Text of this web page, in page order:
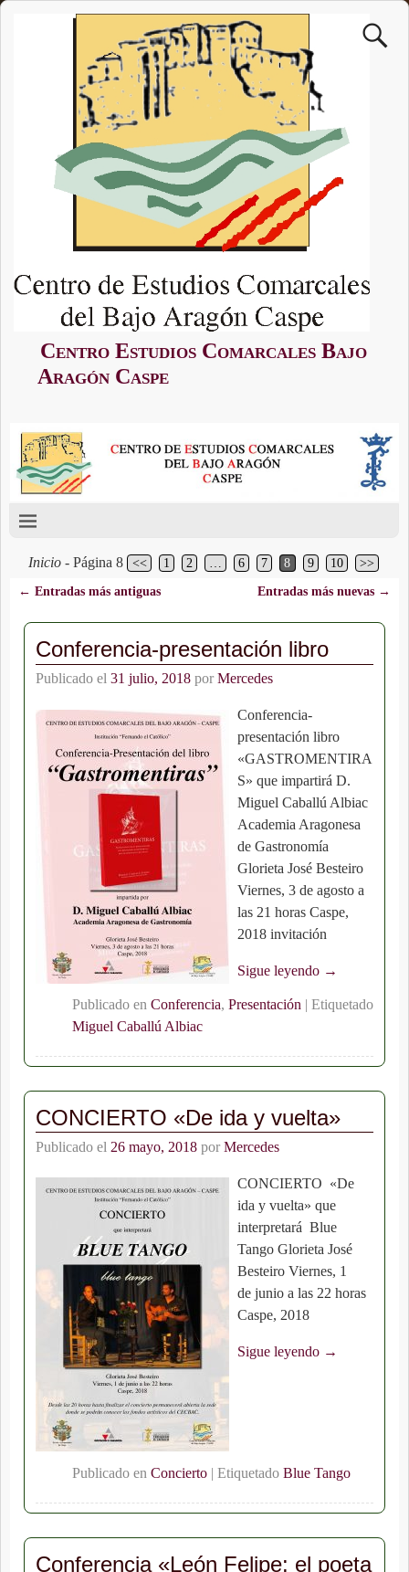
Centro Estudios Comarcales Bajo
Aragón Caspe
Inicio - Página 8 << 1 2 … 6 7 8 9 10 >>
← Entradas más antiguas Entradas más nuevas →
Conferencia-presentación libro
Publicado el 31 julio, 2018 por Mercedes
Conferencia-
presentación libro
«GASTROMENTIRA
S» que impartirá D.
Miguel Caballú Albiac
Academia Aragonesa
de Gastronomía
Glorieta José Besteiro
Viernes, 3 de agosto a
las 21 horas Caspe,
2018 invitación
Sigue leyendo →
Publicado en Conferencia, Presentación | Etiquetado
Miguel Caballú Albiac
CONCIERTO «De ida y vuelta»
Publicado el 26 mayo, 2018 por Mercedes
CONCIERTO «De
ida y vuelta» que
interpretará Blue
Tango Glorieta José
Besteiro Viernes, 1
de junio a las 22 horas
Caspe, 2018
Sigue leyendo →
Publicado en Concierto| Etiquetado Blue Tango
Conferencia «León Felipe: el poeta